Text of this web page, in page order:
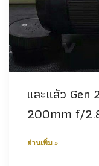
และแล้ว Gen
200mm f/
อ่านเพิ่ม »